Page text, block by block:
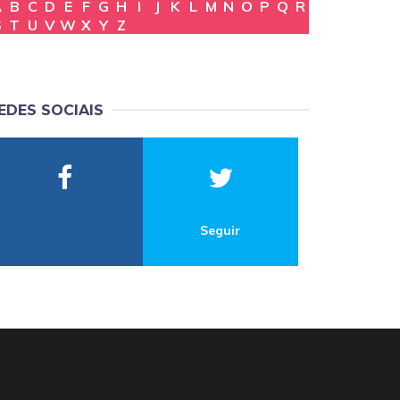
B C D E F G H I J K L M N O P Q R
T U V W X Y Z
SOCIAIS
Seguir